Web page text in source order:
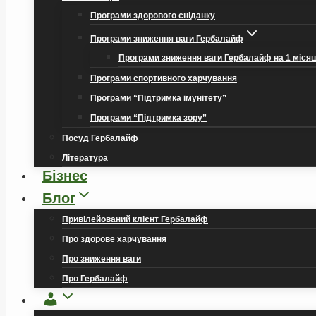
Програми здорового сніданку
Програми зниження ваги Гербалайф
Програми зниження ваги Гербалайф на 1
Програми спортивного харчування
Програми “Підтримка імунітету”
Програми “Підтримка зору”
Посуд Гербалайф
Література
Бізнес
Блог
Привілейований клієнт Гербалайф
Про здорове харчування
Про зниження ваги
Про Гербалайф
Обліковий
запис